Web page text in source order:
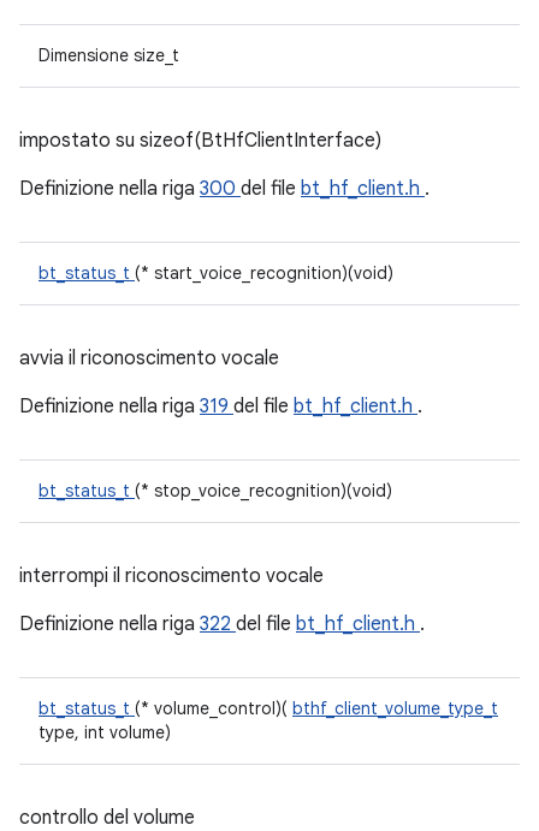
Dimensione size_t
impostato su sizeof(BtHfClientInterface)
Definizione nella riga 300 del file bt_hf_client.h .
bt_status_t (* start_voice_recognition)(void)
avvia il riconoscimento vocale
Definizione nella riga 319 del file bt_hf_client.h .
bt_status_t (* stop_voice_recognition)(void)
interrompi il riconoscimento vocale
Definizione nella riga 322 del file bt_hf_client.h .
bt_status_t (* volume_control)( bthf_client_volume_type_t
type, int volume)
controllo del volume